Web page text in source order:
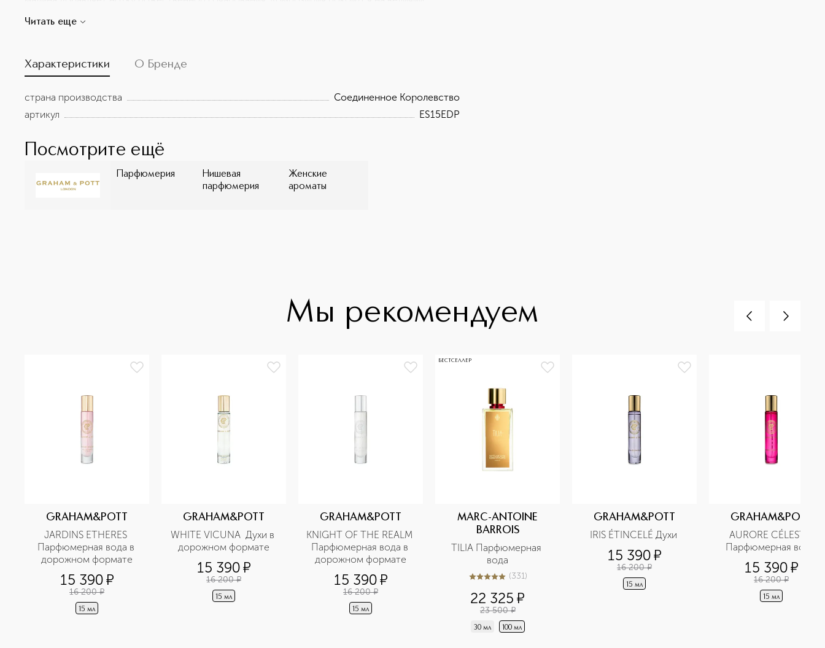
ванили, которая добавляет сливочную, бархатистую глубину, а мускус создает легкое
Читать еще
Характеристики О Бренде
страна производства
Соединенное Королевство
артикул
ES15EDP
Посмотрите ещё
Парфюмерия
Нишевая
парфюмерия
Женские
ароматы
Мы рекомендуем
GRAHAM&POTT
JARDINS ETHERES
Парфюмерная вода в
дорожном формате
15 390¤
16 200 ¤
15 мл
GRAHAM&POTT
WHITE VICUNA  Духи в
дорожном формате
15 390¤
16 200 ¤
15 мл
GRAHAM&POTT
KNIGHT OF THE REALM
Парфюмерная вода в
дорожном формате
15 390¤
16 200 ¤
15 мл
БЕСТСЕЛЛЕР
MARC-ANTOINE
BARROIS
TILIA Парфюмерная
вода
5из 5331 (331)
22 325 ¤
23 500 ¤
30 мл 100 мл
GRAHAM&POTT
15 390¤
16 200 ¤
15 мл
GRAHAM&POTT
AURORE CÉLESTE
15 390¤
16 200 ¤
15 мл